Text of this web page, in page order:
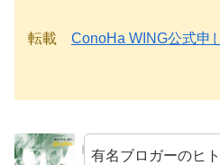
転載 ConoHa WING公式申
有名ブロガーのヒ